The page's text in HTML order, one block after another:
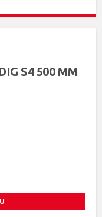
S4 500 MM